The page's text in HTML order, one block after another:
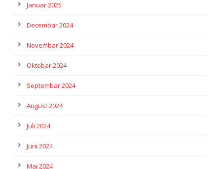
Januar 2025
Decembar 2024
Novembar 2024
Oktobar 2024
Septembar 2024
August 2024
Juli 2024
Juni 2024
Maj 2024